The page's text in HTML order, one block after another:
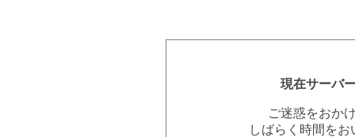
現在サーバ
ご迷惑をおか
しばらく時間を